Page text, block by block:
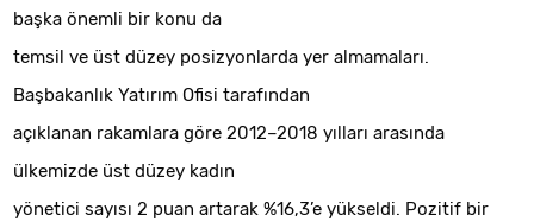
başka önemli bir konu da
temsil ve üst düzey posizyonlarda yer almamaları.
Başbakanlık Yatırım Ofisi tarafından
açıklanan rakamlara göre 2012–2018 yılları arasında
ülkemizde üst düzey kadın
yönetici sayısı 2 puan artarak %16,3’e yükseldi. Pozitif bir